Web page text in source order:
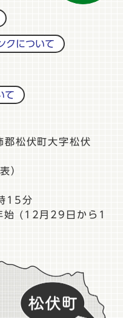
クについて
て
松伏町大字松伏
）
15分
始 (12月29日から1